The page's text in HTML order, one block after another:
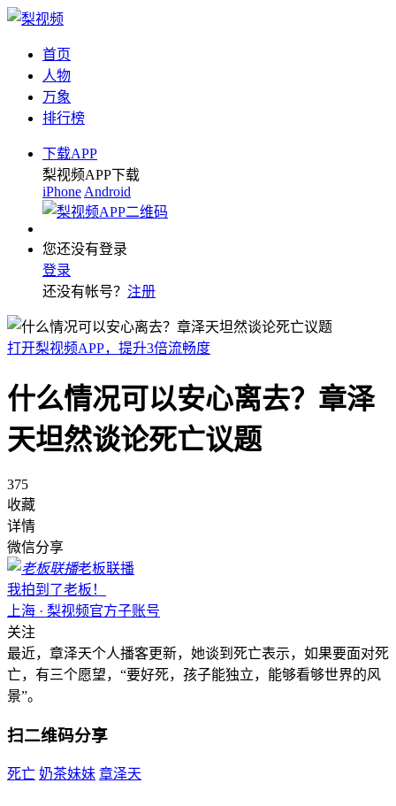
首页
人物
万象
排行榜
下载APP
梨视频APP下载
iPhone Android
您还没有登录
登录
还没有帐号？ 注册
打开梨视频APP，提升3倍流畅度
什么情况可以安心离去？章泽
天坦然谈论死亡议题
375
收藏
详情
微信分享
老板联播
我拍到了老板！
上海 · 梨视频官方子账号
关注
最近，章泽天个人播客更新，她谈到死亡表示，如果要面对死
亡，有三个愿望，“要好死，孩子能独立，能够看够世界的风
景”。
扫二维码分享
死亡 奶茶妹妹 章泽天